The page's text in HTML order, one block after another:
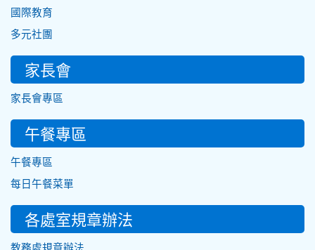
國際教育
多元社團
家長會
家長會專區
午餐專區
午餐專區
每日午餐菜單
各處室規章辦法
教務處規章辦法